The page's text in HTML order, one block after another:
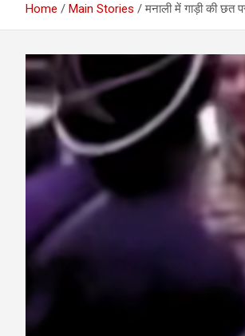
Home Main Stories मनाली में गाड़ी की छत